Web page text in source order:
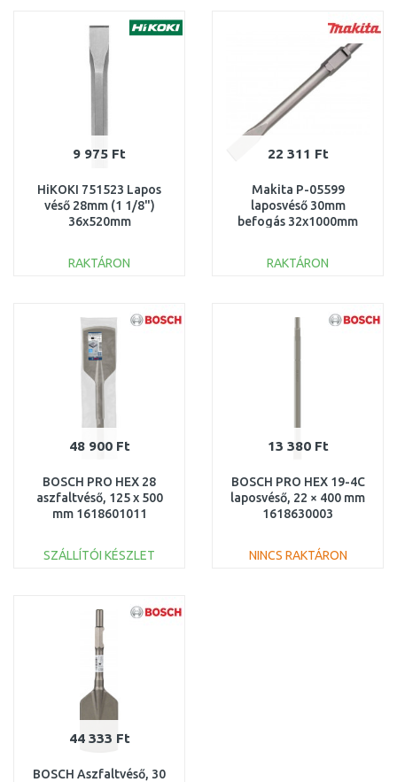
Összehasonlítás Összehasonlítás
9 975 Ft
HiKOKI 751523 Lapos
véső 28mm (1 1/8")
36x520mm
RAKTÁRON
Összehasonlítás
22 311 Ft
Makita P-05599
laposvéső 30mm
befogás 32x1000mm
RAKTÁRON
Összehasonlítás
48 900 Ft
BOSCH PRO HEX 28
aszfaltvéső, 125 x 500
mm 1618601011
SZÁLLÍTÓI KÉSZLET
Összehasonlítás
13 380 Ft
BOSCH PRO HEX 19-4C
laposvéső, 22 × 400 mm
1618630003
NINCS RAKTÁRON
44 333 Ft
BOSCH Aszfaltvéső, 30